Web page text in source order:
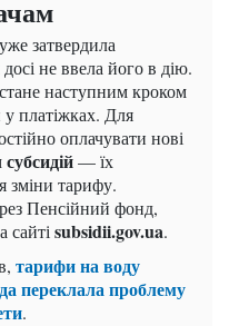
затвердила
не ввела його в дію.
наступним кроком
платіжках. Для
оплачувати нові
субсидій— їх
зміни тарифу.
Пенсійний фонд,
subsidii.gov.ua.
тарифи на воду
переклала проблему
.